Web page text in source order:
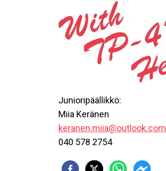
Junioripäällikkö:
Miia Keränen
keranen.miia@outlook.com
040 578 2754